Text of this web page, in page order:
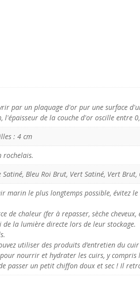
par un plaquage d'or pur une surface
de la couche d'or oscille entre
: 4 cm
rochelais.
Bleu Roi Brut, Vert Satiné, Vert
le plus longtemps possible, évitez
chaleur (fer à repasser, sèche
la lumière directe lors de leur stockage.
utiliser des produits d’entretien du
nourrir et hydrater les cuirs, y compris
passer un petit chiffon doux et sec ! Il